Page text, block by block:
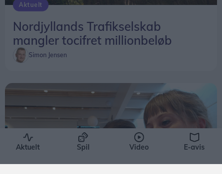
Aktuelt
Nordjyllands Trafikselskab
mangler tocifret millionbeløb
Simon Jensen
Aktuelt Spil Video E-avis